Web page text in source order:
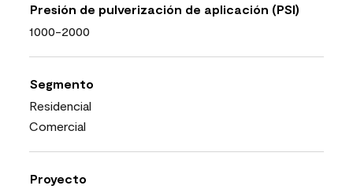
Presión de pulverización de aplicación (PSI)
1000-2000
Segmento
Residencial
Comercial
Proyecto